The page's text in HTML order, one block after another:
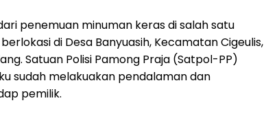
penemuan minuman keras di salah satu
di Desa Banyuasih, Kecamatan Cigeulis,
Satuan Polisi Pamong Praja (Satpol-PP)
sudah melakuakan pendalaman dan
pemilik.